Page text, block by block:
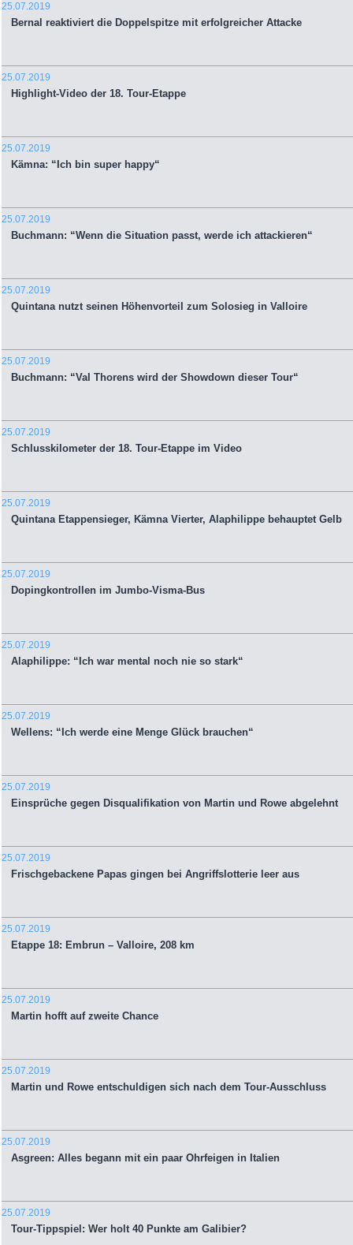
25.07.2019
Bernal reaktiviert die Doppelspitze mit erfolgreicher Attacke
25.07.2019
Highlight-Video der 18. Tour-Etappe
25.07.2019
Kämna: “Ich bin super happy“
25.07.2019
Buchmann: “Wenn die Situation passt, werde ich attackieren“
25.07.2019
Quintana nutzt seinen Höhenvorteil zum Solosieg in Valloire
25.07.2019
Buchmann: “Val Thorens wird der Showdown dieser Tour“
25.07.2019
Schlusskilometer der 18. Tour-Etappe im Video
25.07.2019
Quintana Etappensieger, Kämna Vierter, Alaphilippe behauptet Gelb
25.07.2019
Dopingkontrollen im Jumbo-Visma-Bus
25.07.2019
Alaphilippe: “Ich war mental noch nie so stark“
25.07.2019
Wellens: “Ich werde eine Menge Glück brauchen“
25.07.2019
Einsprüche gegen Disqualifikation von Martin und Rowe abgelehnt
25.07.2019
Frischgebackene Papas gingen bei Angriffslotterie leer aus
25.07.2019
Etappe 18: Embrun – Valloire, 208 km
25.07.2019
Martin hofft auf zweite Chance
25.07.2019
Martin und Rowe entschuldigen sich nach dem Tour-Ausschluss
25.07.2019
Asgreen: Alles begann mit ein paar Ohrfeigen in Italien
25.07.2019
Tour-Tippspiel: Wer holt 40 Punkte am Galibier?